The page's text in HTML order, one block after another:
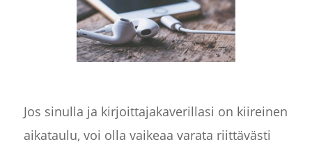
Jos sinulla ja kirjoittajakaverillasi on kiireinen
aikataulu, voi olla vaikeaa varata riittävästi